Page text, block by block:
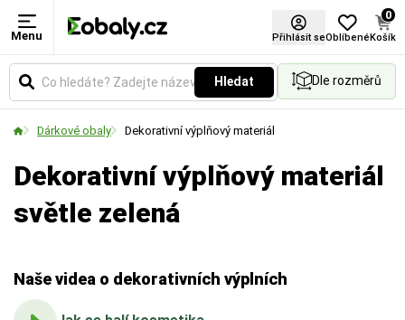
Menu Přihlásit seOblíbené
0
Košík
Hledat Dle rozměrů
Dárkové obaly Dekorativní výplňový materiál
Dekorativní výplňový materiál
světle zelená
Naše videa o dekorativních výplních
Barva
Vyberte si barevné provedení obalů a balicích
Materiál
Zvolte typ materiálu podle požadované pevnosti,
Použití
Určuje způsob aplikace fólie. Vyberte si variantu
Certifikace FSC®